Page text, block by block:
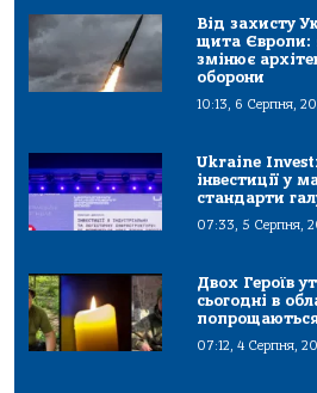
Від захисту
щита Європи:
змінює
оборони
10:13, 6 Серпня,
Ukraine
інвестиції у
стандарти
07:33, 5 Серпня,
Двох Героїв
сьогодні в
07:12, 4 Серпня,